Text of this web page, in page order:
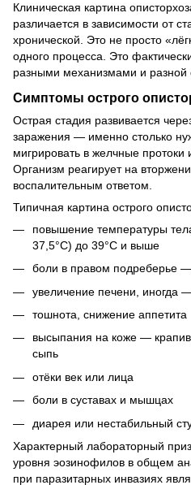
Клиническая картина
различается в зависимости от
хронической. Это не просто
одного процесса. Это
разными механизмами и разной
Симптомы острого
Острая стадия развивается
заражения — именно столько
мигрировать в желчные протоки
Организм реагирует на
воспалительным ответом.
Типичная картина острого
повышение температуры
37,5°C) до 39°C и выше
боли в правом подреберье
увеличение печени, иногда
тошнота, снижение аппетита
высыпания на коже —
сыпь
отёки век или лица
боли в суставах и мышцах
диарея или нестабильный
Характерный лабораторный
уровня эозинофилов в общем
при паразитарных инвазиях